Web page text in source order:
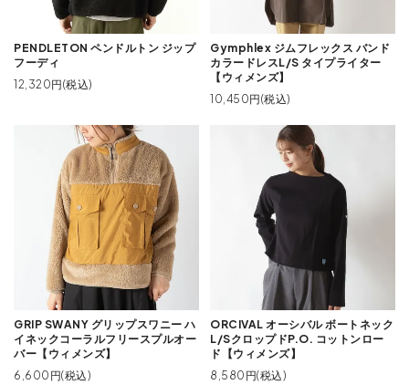
PENDLETON ペンドルトン ジップ
フーディ
12,320円(税込)
Gymphlex ジムフレックス バンド
カラードレスL/S タイプライター
【ウィメンズ】
10,450円(税込)
GRIP SWANY グリップスワニー ハ
イネックコーラルフリースプルオー
バー【ウィメンズ】
6,600円(税込)
ORCIVAL オーシバル ボートネック
L/SクロップドP.O. コットンロー
ド【ウィメンズ】
8,580円(税込)